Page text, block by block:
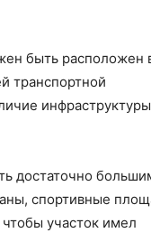
быть расположен
транспортной
инфраструктуры
достаточно
спортивные
участок имел